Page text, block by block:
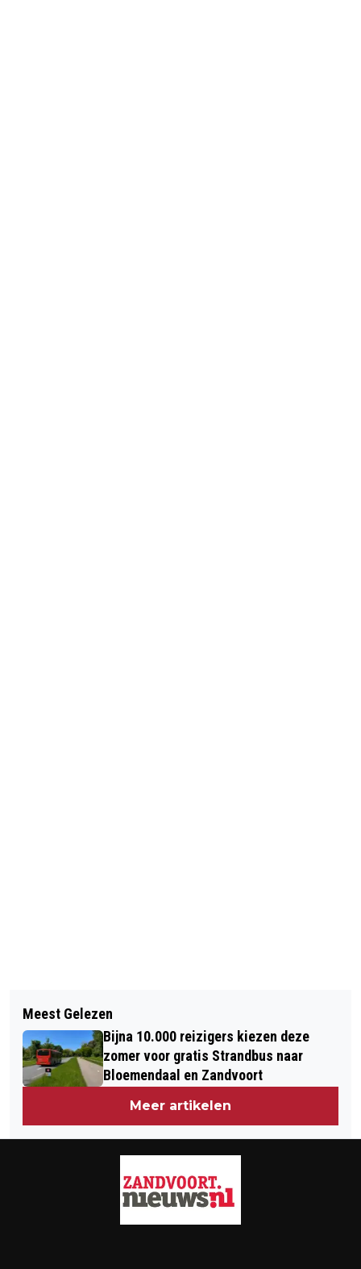
WONINGEN ONTRUIMD NA GASLEK EN
BRAND IN AERDENHOUT
ACTION HAALT KETTLEBELL TERUG,
MOGELIJK LICHT RADIOACTIEF
Meest Gelezen
Bijna 10.000 reizigers kiezen deze
zomer voor gratis Strandbus naar
Bloemendaal en Zandvoort
Meer artikelen